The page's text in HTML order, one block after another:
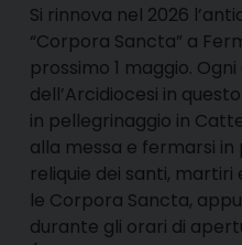
Si rinnova nel 2026
“Corpora Sancta” a
prossimo 1 maggio.
dell’Arcidiocesi in
in pellegrinaggio in
alla messa e fermarsi
reliquie dei santi,
le Corpora Sancta,
durante gli orari di